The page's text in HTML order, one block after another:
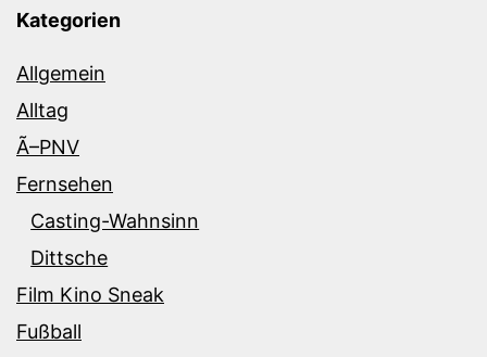
Kategorien
Allgemein
Alltag
Ã–PNV
Fernsehen
Casting-Wahnsinn
Dittsche
Film Kino Sneak
Fußball